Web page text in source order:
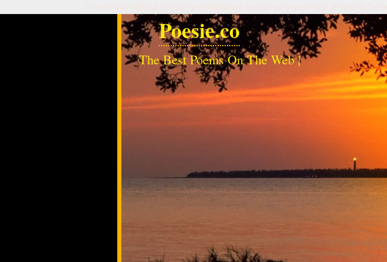
Poesie.co
The Best Poems On The Web |